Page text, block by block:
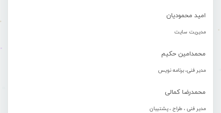
امید محمودیان
مدیریت سایت
محمدامین حکیم
مدیر فنی، برنامه نویس
محمدرضا کمالی
مدیر فنی ، طراح ، پشتیبان